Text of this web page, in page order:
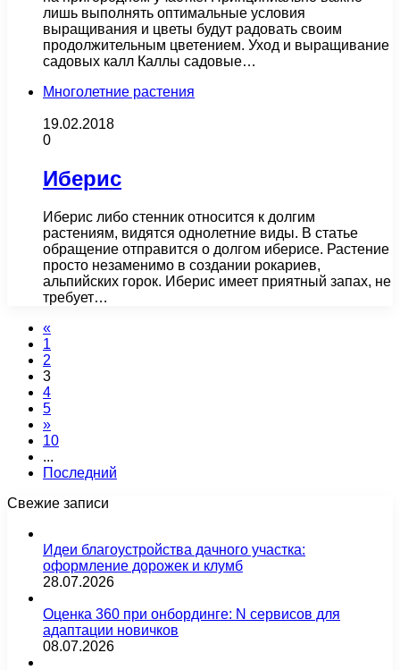
лишь выполнять оптимальные условия
выращивания и цветы будут радовать своим
продолжительным цветением. Уход и выращивание
садовых калл Каллы садовые…
Многолетние растения
19.02.2018
0
Иберис
Иберис либо стенник относится к долгим
растениям, видятся однолетние виды. В статье
обращение отправится о долгом иберисе. Растение
просто незаменимо в создании рокариев,
альпийских горок. Иберис имеет приятный запах, не
требует…
«
1
2
3
4
5
»
10
...
Последний
Свежие записи
Идеи благоустройства дачного участка:
оформление дорожек и клумб
28.07.2026
Оценка 360 при онбординге: N сервисов для
адаптации новичков
08.07.2026